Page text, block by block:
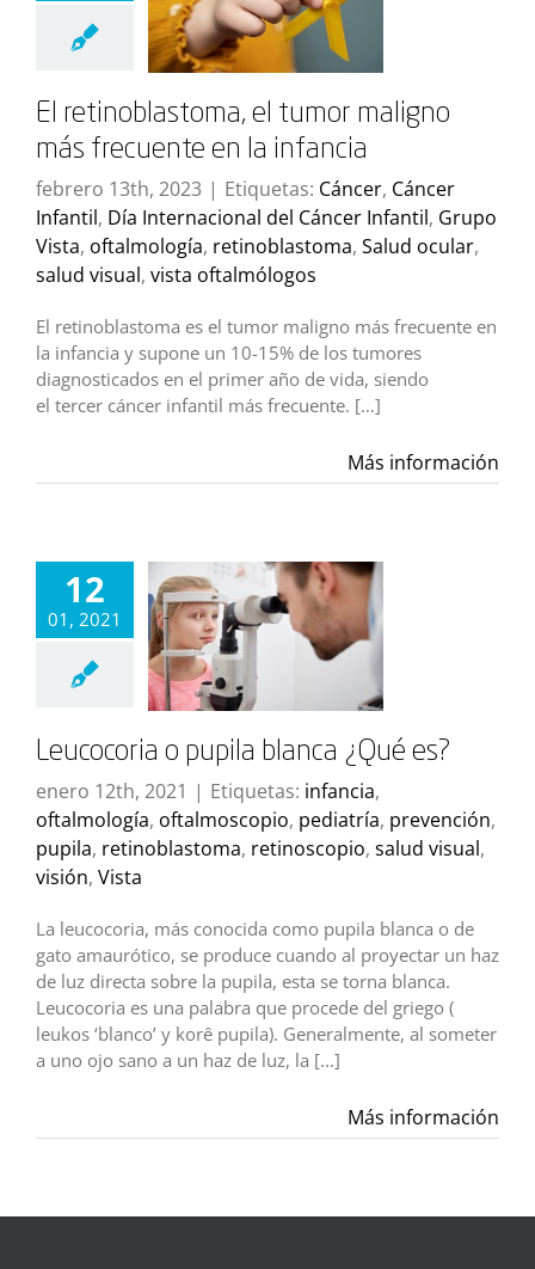
El retinoblastoma, el tumor maligno
más frecuente en la infancia
febrero 13th, 2023 | Etiquetas: Cáncer, Cáncer
Infantil, Día Internacional del Cáncer Infantil, Grupo
Vista, oftalmología, retinoblastoma, Salud ocular,
salud visual, vista oftalmólogos
El retinoblastoma es el tumor maligno más frecuente en
la infancia y supone un 10-15% de los tumores
diagnosticados en el primer año de vida, siendo
el tercer cáncer infantil más frecuente. […]
Más información
12
01, 2021
Leucocoria o pupila blanca ¿Qué es?
enero 12th, 2021 | Etiquetas: infancia,
oftalmología, oftalmoscopio, pediatría, prevención,
pupila, retinoblastoma, retinoscopio, salud visual,
visión, Vista
La leucocoria, más conocida como pupila blanca o de
gato amaurótico, se produce cuando al proyectar un haz
de luz directa sobre la pupila, esta se torna blanca.
Leucocoria es una palabra que procede del griego (
leukos ‘blanco’ y korê pupila). Generalmente, al someter
a uno ojo sano a un haz de luz, la [...]
Más información